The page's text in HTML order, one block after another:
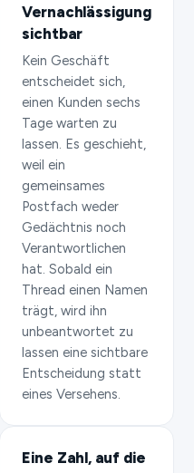
Vernachlässigung
sichtbar
Kein Geschäft
entscheidet sich,
einen Kunden sechs
Tage warten zu
lassen. Es geschieht,
weil ein
gemeinsames
Postfach weder
Gedächtnis noch
Verantwortlichen
hat. Sobald ein
Thread einen Namen
trägt, wird ihn
unbeantwortet zu
lassen eine sichtbare
Entscheidung statt
eines Versehens.
Eine Zahl, auf die